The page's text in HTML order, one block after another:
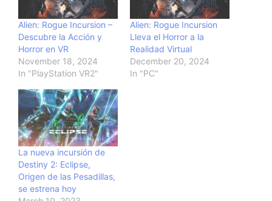
Alien: Rogue Incursion –
Descubre la Acción y
Horror en VR
November 18, 2024
In "PlayStation VR2"
Alien: Rogue Incursion
Lleva el Horror a la
Realidad Virtual
December 20, 2024
In "PC"
La nueva incursión de
Destiny 2: Eclipse,
Origen de las Pesadillas,
se estrena hoy